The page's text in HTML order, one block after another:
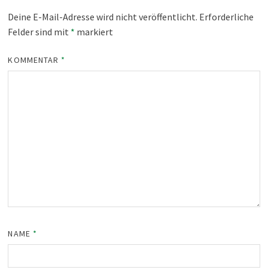
Deine E-Mail-Adresse wird nicht veröffentlicht. Erforderliche
Felder sind mit * markiert
KOMMENTAR *
NAME *